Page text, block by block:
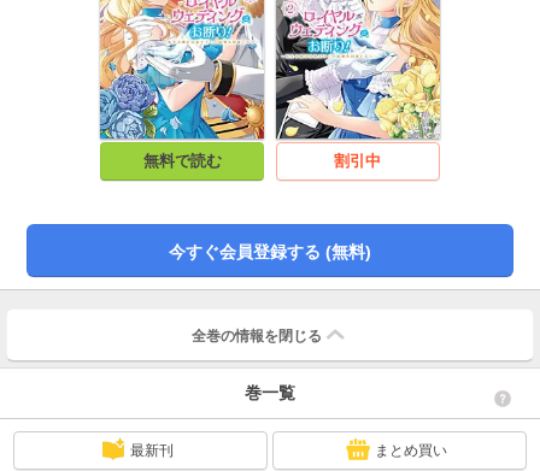
無料で読む 割引中
今すぐ会員登録する (無料)
全巻の情報を 閉じる
巻一覧
最新刊 まとめ買い